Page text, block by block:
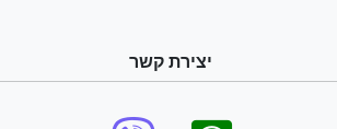
יצירת קשר